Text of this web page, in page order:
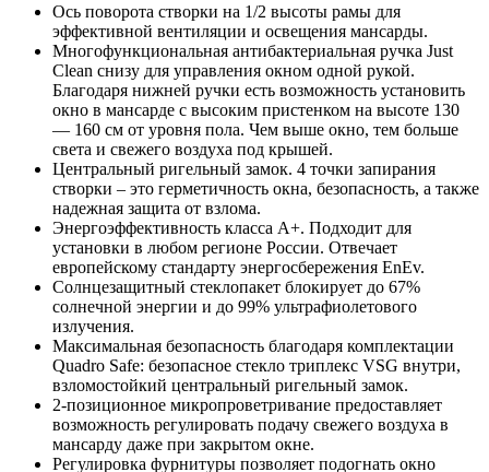
Ось поворота створки на 1/2 высоты рамы для
эффективной вентиляции и освещения мансарды.
Многофункциональная антибактериальная ручка Just
Clean снизу для управления окном одной рукой.
Благодаря нижней ручки есть возможность установить
окно в мансарде с высоким пристенком на высоте 130
— 160 см от уровня пола. Чем выше окно, тем больше
света и свежего воздуха под крышей.
Центральный ригельный замок. 4 точки запирания
створки – это герметичность окна, безопасность, а также
надежная защита от взлома.
Энергоэффективность класса А+. Подходит для
установки в любом регионе России. Отвечает
европейскому стандарту энергосбережения EnEv.
Солнцезащитный стеклопакет блокирует до 67%
солнечной энергии и до 99% ультрафиолетового
излучения.
Максимальная безопасность благодаря комплектации
Quadro Safe: безопасное стекло триплекс VSG внутри,
взломостойкий центральный ригельный замок.
2-позиционное микропроветривание предоставляет
возможность регулировать подачу свежего воздуха в
мансарду даже при закрытом окне.
Регулировка фурнитуры позволяет подогнать окно